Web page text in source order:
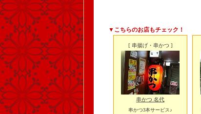
▼こちらのお店もチェック！
[ 串揚げ・串かつ ]
串かつ 名代
串かつ3本サービス♪